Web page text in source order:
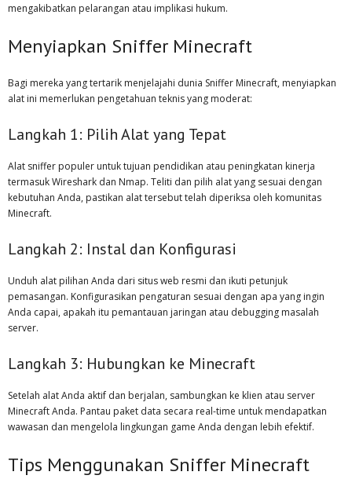
mengakibatkan pelarangan atau implikasi hukum.
Menyiapkan Sniffer Minecraft
Bagi mereka yang tertarik menjelajahi dunia Sniffer Minecraft, menyiapkan
alat ini memerlukan pengetahuan teknis yang moderat:
Langkah 1: Pilih Alat yang Tepat
Alat sniffer populer untuk tujuan pendidikan atau peningkatan kinerja
termasuk Wireshark dan Nmap. Teliti dan pilih alat yang sesuai dengan
kebutuhan Anda, pastikan alat tersebut telah diperiksa oleh komunitas
Minecraft.
Langkah 2: Instal dan Konfigurasi
Unduh alat pilihan Anda dari situs web resmi dan ikuti petunjuk
pemasangan. Konfigurasikan pengaturan sesuai dengan apa yang ingin
Anda capai, apakah itu pemantauan jaringan atau debugging masalah
server.
Langkah 3: Hubungkan ke Minecraft
Setelah alat Anda aktif dan berjalan, sambungkan ke klien atau server
Minecraft Anda. Pantau paket data secara real-time untuk mendapatkan
wawasan dan mengelola lingkungan game Anda dengan lebih efektif.
Tips Menggunakan Sniffer Minecraft